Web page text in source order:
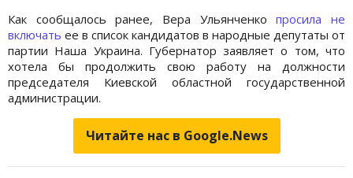
Как сообщалось ранее, Вера Ульянченкопросила не
включать ее в список кандидатов в народные депутаты от
партии Наша Украина. Губернатор заявляет о том, что
хотела бы продолжить свою работу на должности
председателя Киевской областной государственной
администрации.
Читайте нас в Google.News